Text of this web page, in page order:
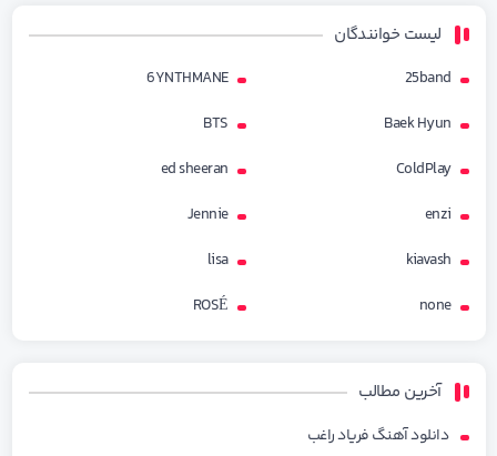
لیست خوانندگان
25band
6YNTHMANE
Baek Hyun
BTS
ColdPlay
ed sheeran
enzi
Jennie
kiavash
lisa
none
ROSÉ
آخرین مطالب
دانلود آهنگ فریاد راغب